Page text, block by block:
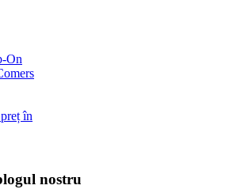
On
în
nostru